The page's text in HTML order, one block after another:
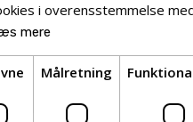
i overensstemmelse
mere
Målretning